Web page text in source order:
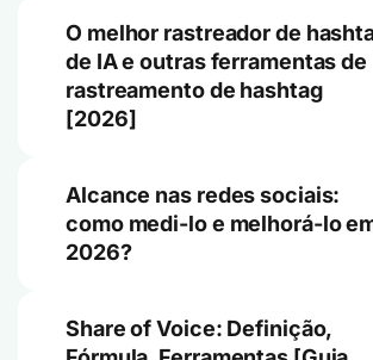
O melhor rastreador de
de IA e outras ferramentas de
rastreamento de hashtag
[2026]
Alcance nas redes sociais:
como medi-lo e melhorá-lo
2026?
Share of Voice: Definição,